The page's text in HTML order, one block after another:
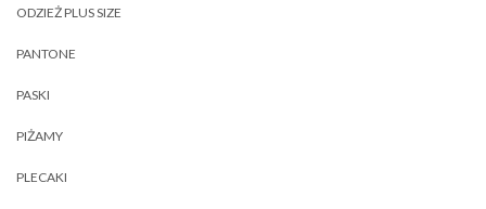
ODZIEŻ PLUS SIZE
PANTONE
PASKI
PIŻAMY
PLECAKI